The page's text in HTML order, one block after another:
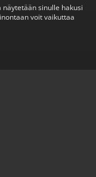
sinulle hakusi
voit vaikuttaa